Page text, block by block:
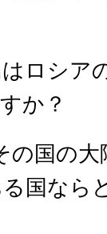
ロシア
か？
の国の
国なら